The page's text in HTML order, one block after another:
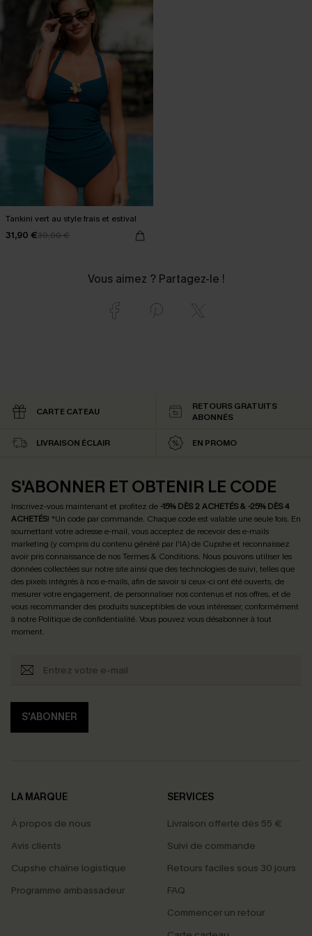
Tankini vert au style frais et estival
31,90 €39,90 €
Vous aimez ? Partagez-le !
CARTE CATEAU
RETOURS GRATUITS
ABONNÉS
LIVRAISON ÉCLAIR EN PROMO
S'ABONNER ET OBTENIR LE CODE
Inscrivez-vous maintenant et profitez de -15% DÈS 2 ACHETÉS & -25% DÈS 4
ACHETÉS! *Un code par commande. Chaque code est valable une seule fois. En
soumettant votre adresse e-mail, vous acceptez de recevoir des e-mails
marketing (y compris du contenu généré par l'IA) de Cupshe et reconnaissez
avoir pris connaissance de nosTermes & Conditions. Nous pouvons utiliser les
données collectées sur notre site ainsi que des technologies de suivi, telles que
des pixels intégrés à nos e-mails, afin de savoir si ceux-ci ont été ouverts, de
mesurer votre engagement, de personnaliser nos contenus et nos offres, et de
vous recommander des produits susceptibles de vous intéresser, conformément
à notre Politique de confidentialité. Vous pouvez vous désabonner à tout
moment.
S'ABONNER
LA MARQUE
À propos de nous
Avis clients
Cupshe chaîne logistique
Programme ambassadeur
SERVICES
Livraison offerte dès 55 €
Suivi de commande
Retours faciles sous 30 jours
FAQ
Commencer un retour